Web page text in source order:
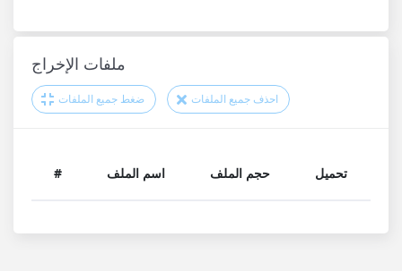
ملفات الإخراج
ضغط جميع الملفات احذف جميع الملفات
# اسم الملف حجم الملف تحميل